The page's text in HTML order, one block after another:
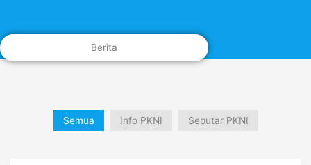
Berita
Semua Info PKNI Seputar PKNI